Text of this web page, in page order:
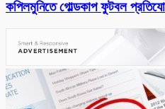
কপিলমুনিতে গোল্ডকাপ ফুটবল